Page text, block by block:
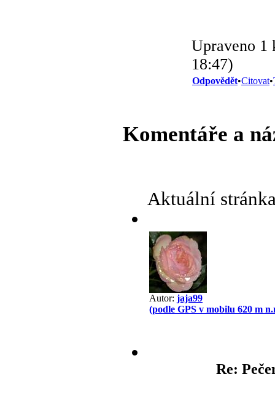
Upraveno 1
18:47)
Odpovědět•Citovat•
Komentáře a
Aktuální
Autor: jaja99
(podle GPS v mobilu 620 m
Re: